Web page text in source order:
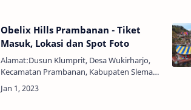
Obelix Hills Prambanan - Tiket
Masuk, Lokasi dan Spot Foto
Alamat:Dusun Klumprit, Desa Wukirharjo,
Kecamatan Prambanan, Kabupaten Sleman,
Daerah Istimewa Yogyakarta 55572Jam
Buka:07:00 - 22:00 WIBHarga Tiket:Rp.